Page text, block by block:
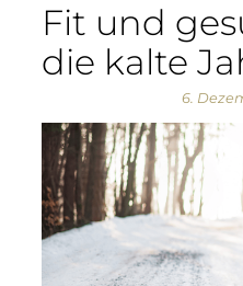
Fit und
die kalte
6.